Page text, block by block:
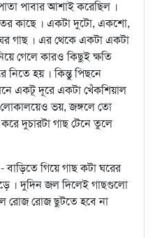
পাবার আশাই করেছিল ।
কাছে । একটা দুটো, একশো,
গাছ । এর থেকে একটা একটা
গেলে কারও কিছুই ক্ষতি
হয় । কিন্তু পিছনে
একটূ দূরে একটা খেঁকশিয়াল
লোকালয়েও ভয়, জঙ্গলে তো
দুচারটা গাছ টেনে তুলে
গিয়ে গাছ কটা ঘরের
। দুদিন জল দিলেই গাছগুলো
রোজ রোজ ছুটতে হবে না